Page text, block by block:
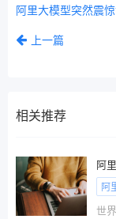
阿里大模型突然震惊
上一篇
相关推荐
阿
阿
世